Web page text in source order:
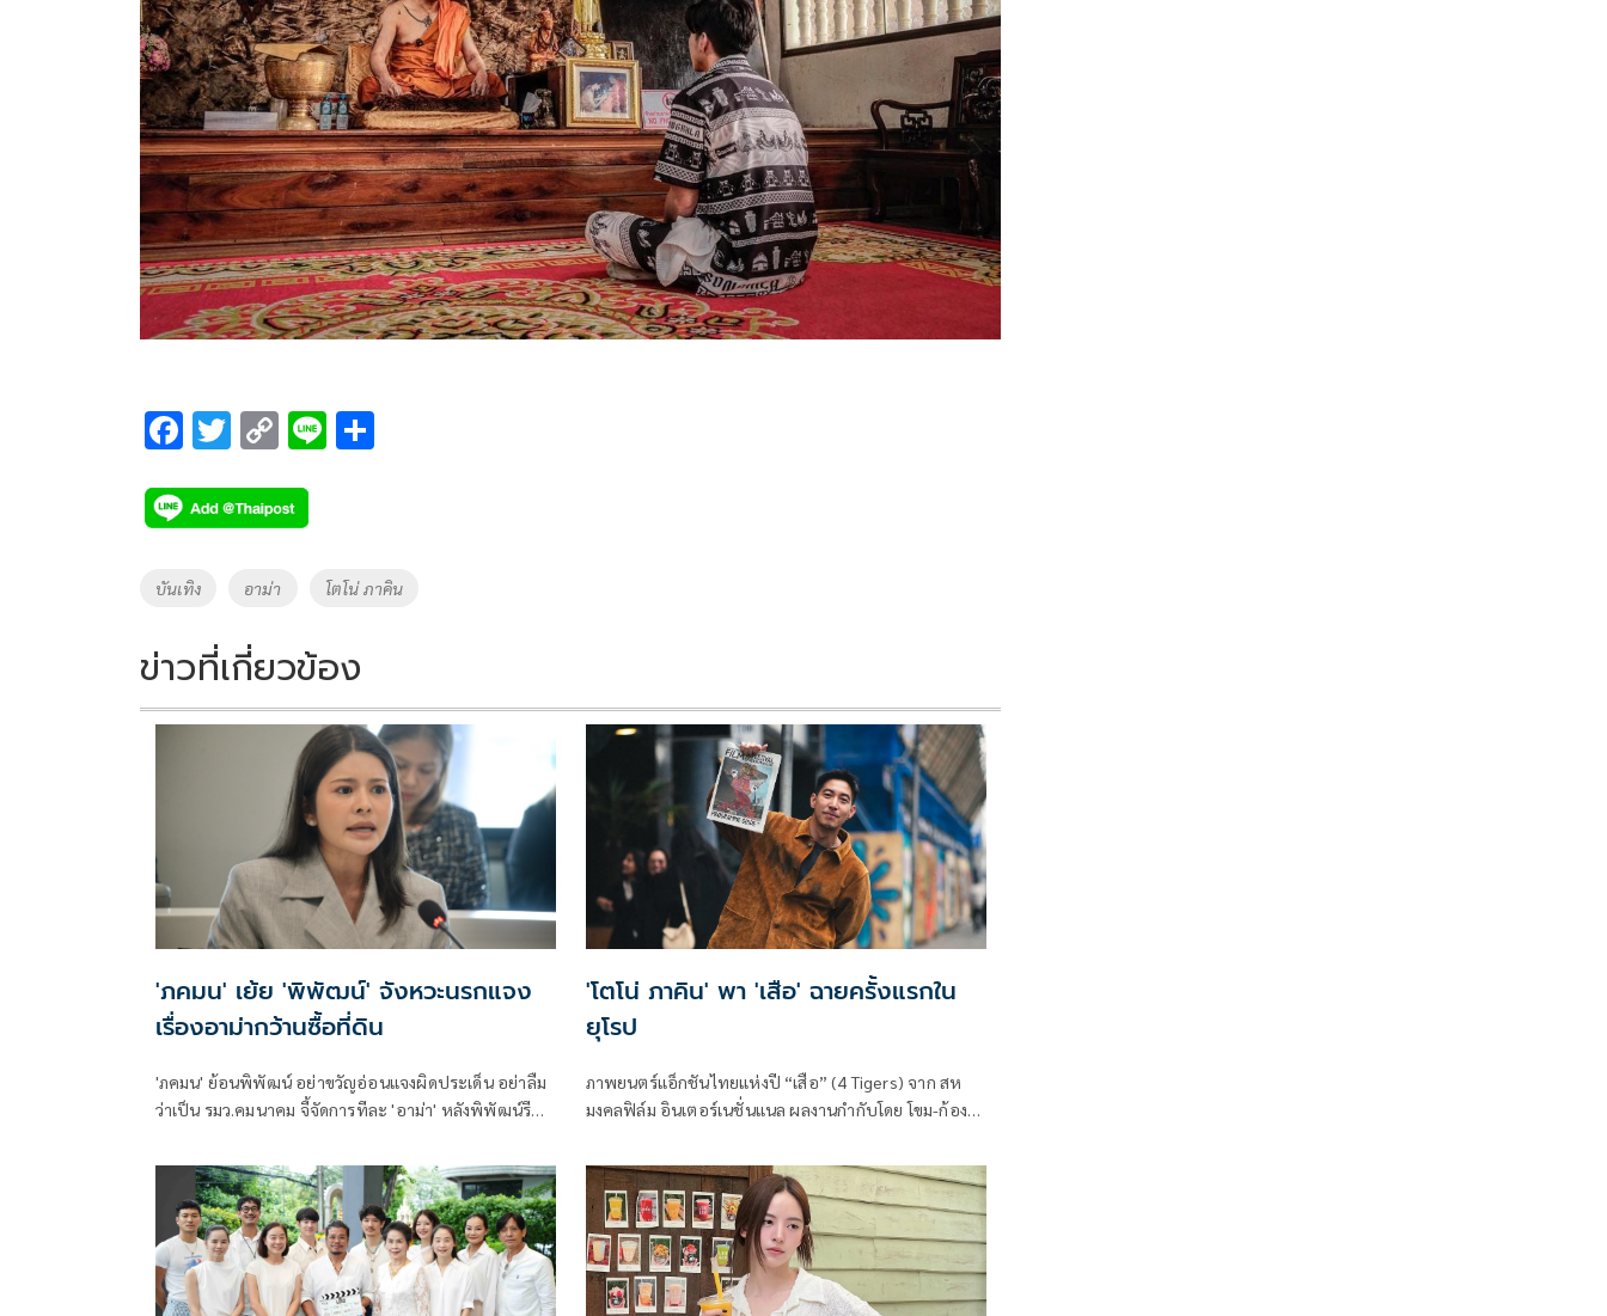
F
e
b
o
k
T
tt
er
C
p
y
Li
k
Li
Tags
บันเทิง อาม่า โตโน่ ภาคิน
ข่าวที่เกี่ยวข้อง
'ภคมน' เย้ย 'พิพัฒน์' จังหวะนรกแจง
เรื่องอาม่ากว้านซื้อที่ดิน
'ภคมน' ย้อนพิพัฒน์ อย่าขวัญอ่อนแจงผิดประเด็น อย่าลืม
ว่าเป็น รมว.คมนาคม จี้จัดการทีละ 'อาม่า' หลังพิพัฒน์รีบ
'โตโน่ ภาคิน' พา 'เสือ' ฉายครั้งแรกใน
ยุโรป
ภาพยนตร์แอ็กชันไทยแห่งปี “เสือ” (4 Tigers) จาก สห
มงคลฟิล์ม อินเตอร์เนชั่นแนล ผลงานกำกับโดย โขม-ก้อง
เทศกาลหนังระดับแนวหน้าของโลกอย่าง เทศกาล
ภาพยนตร์นานาชาติรอตเทอร์ดัม ครั้งที่ 55 (2026
International Film Festival Rotterdam - #IFFR2026)
ซึ่งจัดขึ้นระหว่างวันที่ 29 มกราคม - 8 กุมภาพันธ์นี้ ที่
ประเทศเนเธอร์แลนด์